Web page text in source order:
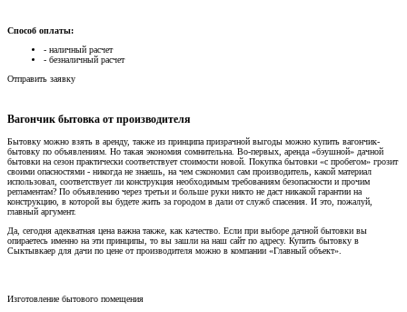
Способ оплаты:
- наличный расчет
- безналичный расчет
Отправить заявку
Вагончик бытовка от производителя
Бытовку можно взять в аренду, также из принципа призрачной выгоды можно купить вагончик-
бытовку по объявлениям. Но такая экономия сомнительна. Во-первых, аренда «бэушной» дачной
бытовки на сезон практически соответствует стоимости новой. Покупка бытовки «с пробегом» грозит
своими опасностями - никогда не знаешь, на чем сэкономил сам производитель, какой материал
использовал, соответствует ли конструкция необходимым требованиям безопасности и прочим
регламентам? По объявлению через третьи и больше руки никто не даст никакой гарантии на
конструкцию, в которой вы будете жить за городом в дали от служб спасения. И это, пожалуй,
главный аргумент.
Да, сегодня адекватная цена важна также, как качество. Если при выборе дачной бытовки вы
опираетесь именно на эти принципы, то вы зашли на наш сайт по адресу. Купить бытовку в
Сыктывкаер для дачи по цене от производителя можно в компании «Главный объект».
Изготовление бытового помещения